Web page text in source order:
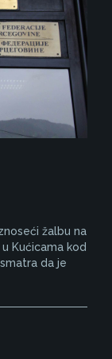
žalbu na
Kućicama kod
da je